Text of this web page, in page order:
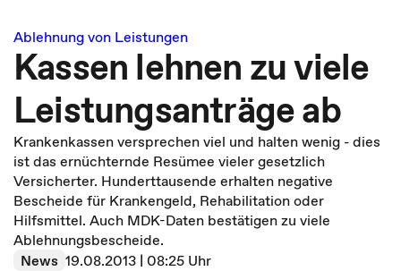
Ablehnung von Leistungen
Kassen lehnen zu viele
Leistungsanträge ab
Krankenkassen versprechen viel und halten wenig - dies
ist das ernüchternde Resümee vieler gesetzlich
Versicherter. Hunderttausende erhalten negative
Bescheide für Krankengeld, Rehabilitation oder
Hilfsmittel. Auch MDK-Daten bestätigen zu viele
Ablehnungsbescheide.
News 19.08.2013 | 08:25 Uhr